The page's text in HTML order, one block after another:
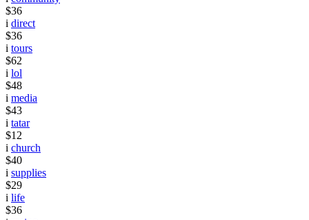
$36
i direct
$36
i tours
$62
i lol
$48
i media
$43
i tatar
$12
i church
$40
i supplies
$29
i life
$36